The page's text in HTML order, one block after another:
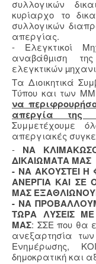
συλλογικών
κυρίαρχο το
συλλογικών
απεργίας.
- Ελεγκτικοί
αναβάθµιση
ελεγκτικών
Τα Διοικητικά
Τύπου και των
να
απεργία της
Συμμετέχουμε
απεργιακές
- ΝΑ
ΔΙΚΑΙΩΜΑΤΑ ΜΑΣ
- ΝΑ ΑΚΟΥΣΤΕΙ Η
ΑΝΕΡΓΙΑ ΚΑΙ ΣΕ
ΜΑΣ
- ΝΑ
ΤΩΡΑ ΛΥΣΕΙΣ
ΜΑΣ: ΣΣΕ που θα
ανεξαρτησία
Ενημέρωσης,
δημοκρατική και